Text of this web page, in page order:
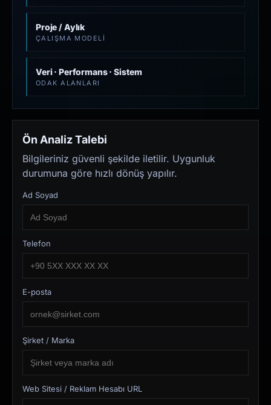
Proje / Aylık
ÇALIŞMA MODELI
Veri · Performans · Sistem
ODAK ALANLARI
Ön Analiz Talebi
Bilgileriniz güvenli şekilde iletilir. Uygunluk
durumuna göre hızlı dönüş yapılır.
Ad Soyad
Telefon
E-posta
Şirket / Marka
Web Sitesi / Reklam Hesabı URL